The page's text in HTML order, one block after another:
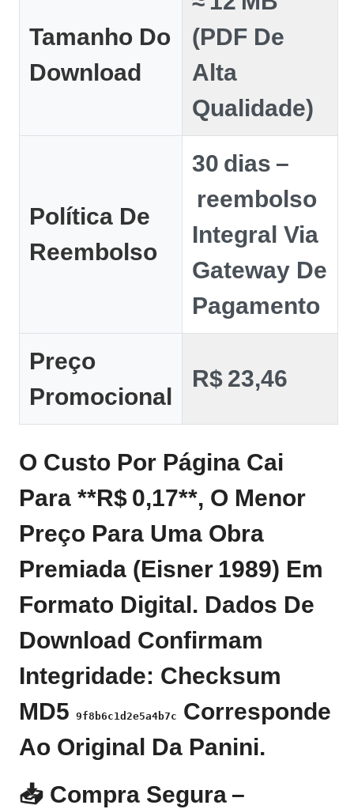
Tamanho Do
Download
(PDF De
Alta
Qualidade)
Política De
Reembolso
30 Dias –
Reembolso
Integral Via
Gateway De
Pagamento
Preço
Promocional
R$ 23,46
O Custo Por Página Cai
Para **R$ 0,17**, O Menor
Preço Para Uma Obra
Premiada (Eisner 1989) Em
Formato Digital. Dados De
Download Confirmam
Integridade: Checksum
MD5 9f8b6c1d2e5a4b7c
Corresponde
Ao Original Da Panini.
📥 Compra Segura –